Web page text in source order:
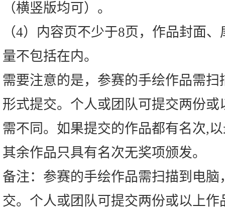
（横竖版均可）。
（4）内容页不少于8页，作品封面
量不包括在内。
需要注意的是，参赛的手绘作品需
形式提交。个人或团队可提交两份
需不同。如果提交的作品都有名次,
其余作品只具有名次无奖项颁发。
备注：参赛的手绘作品需扫描到电
交。个人或团队可提交两份或以上